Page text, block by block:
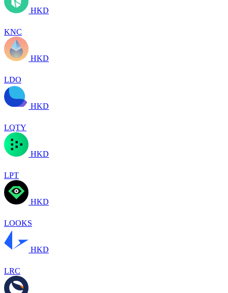
HKD
KNC
HKD
LDO
HKD
LQTY
HKD
LPT
HKD
LOOKS
HKD
LRC